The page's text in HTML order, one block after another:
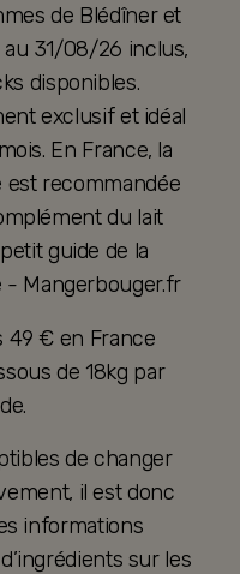
de Blédîner et
31/08/26 inclus,
disponibles.
exclusif et idéal
En France, la
est recommandée
du lait
guide de la
- Mangerbouger.fr
49 € en France
de 18kg par
de changer
il est donc
informations
sur les